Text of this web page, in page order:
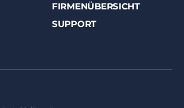
FIRMENÜBERSICHT
SUPPORT